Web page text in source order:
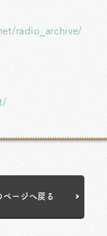
radio_archive/
ページへ戻る